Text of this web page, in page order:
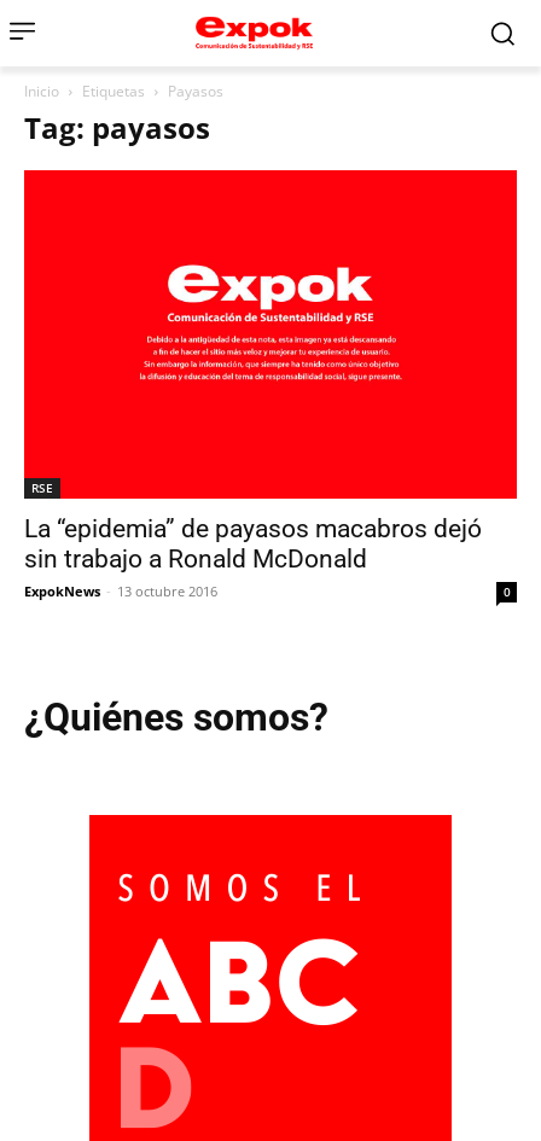
Inicio Etiquetas Payasos
Tag: payasos
RSE
La “epidemia” de payasos macabros dejó
sin trabajo a Ronald McDonald
ExpokNews - 13 octubre 2016 0
¿Quiénes somos?